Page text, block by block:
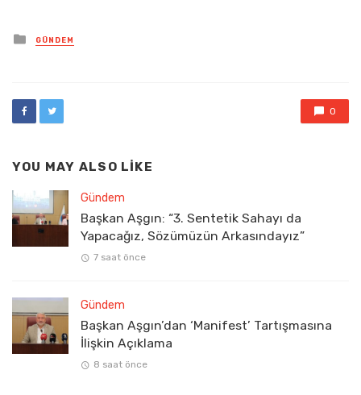
Posted
in
GÜNDEM
0
YOU MAY ALSO LIKE
Gündem
Başkan Aşgın: “3. Sentetik Sahayı da
Yapacağız, Sözümüzün Arkasındayız”
7 saat önce
Gündem
Başkan Aşgın’dan ‘Manifest’ Tartışmasına
İlişkin Açıklama
8 saat önce